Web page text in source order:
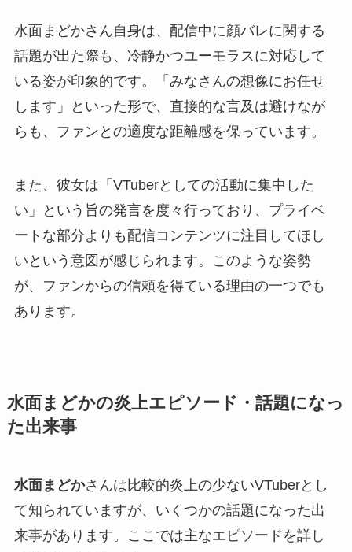
水面まどかさん自身は、配信中に顔バレに関する
話題が出た際も、冷静かつユーモラスに対応して
いる姿が印象的です。「みなさんの想像にお任せ
します」といった形で、直接的な言及は避けなが
らも、ファンとの適度な距離感を保っています。
また、彼女は「VTuberとしての活動に集中した
い」という旨の発言を度々行っており、プライベ
ートな部分よりも配信コンテンツに注目してほし
いという意図が感じられます。このような姿勢
が、ファンからの信頼を得ている理由の一つでも
あります。
水面まどかの炎上エピソード・話題になっ
た出来事
水面まどかさんは比較的炎上の少ないVTuberとし
て知られていますが、いくつかの話題になった出
来事があります。ここでは主なエピソードを詳し